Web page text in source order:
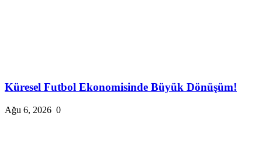
Küresel Futbol Ekonomisinde Büyük Dönüşüm!
Ağu 6, 2026 0